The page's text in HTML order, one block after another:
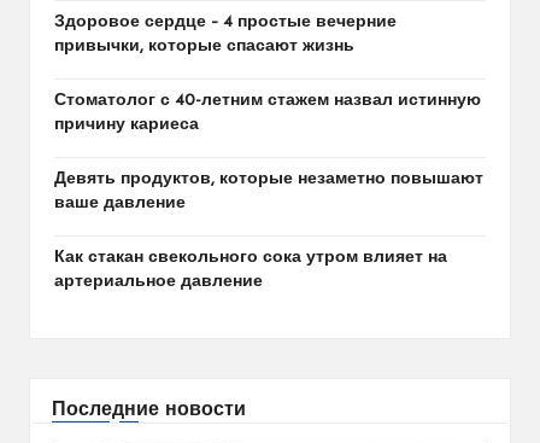
Здоровое сердце – 4 простые вечерние
привычки, которые спасают жизнь
Стоматолог с 40-летним стажем назвал истинную
причину кариеса
Девять продуктов, которые незаметно повышают
ваше давление
Как стакан свекольного сока утром влияет на
артериальное давление
Последние новости